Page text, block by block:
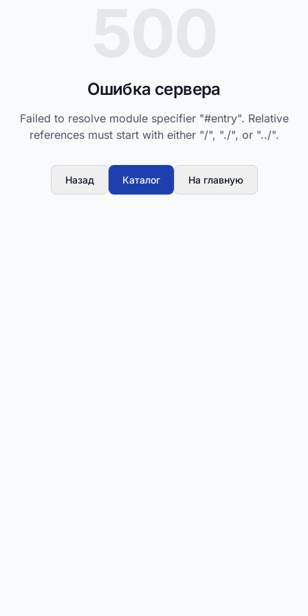
Ошибка сервера
Failed to resolve module specifier "#entry". Relative
references must start with either "/", "./", or "../".
Назад Каталог На главную